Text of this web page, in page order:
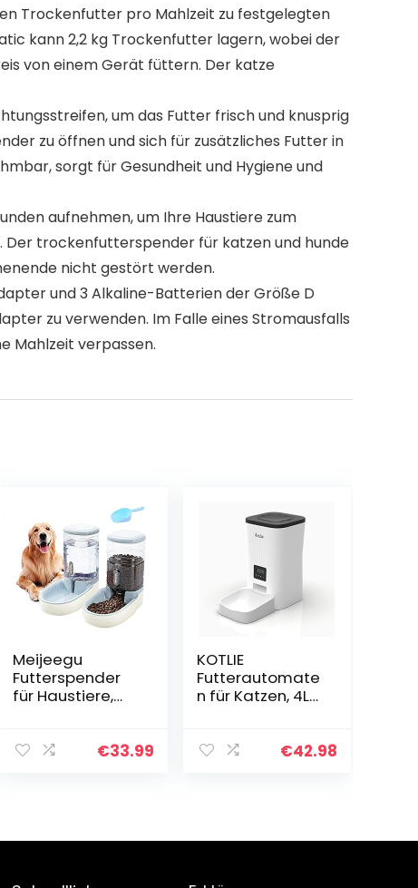
Trockenfutter pro Mahlzeit zu festgelegten
kann 2,2 kg Trockenfutter lagern, wobei der
von einem Gerät füttern. Der katze
um das Futter frisch und knusprig
zu öffnen und sich für zusätzliches Futter in
sorgt für Gesundheit und Hygiene und
aufnehmen, um Ihre Haustiere zum
Der trockenfutterspender für katzen und hunde
nicht gestört werden.
und 3 Alkaline-Batterien der Größe D
zu verwenden. Im Falle eines Stromausfalls
Mahlzeit verpassen.
Meijeegu
Futterspender
für Haustiere,
und
und große
€33.99
KOTLIE
Futterautomate
n für Katzen, 4L
und kleine
utel,
€42.98